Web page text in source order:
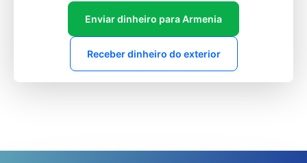
Enviar dinheiro para Armenia
Receber dinheiro do exterior